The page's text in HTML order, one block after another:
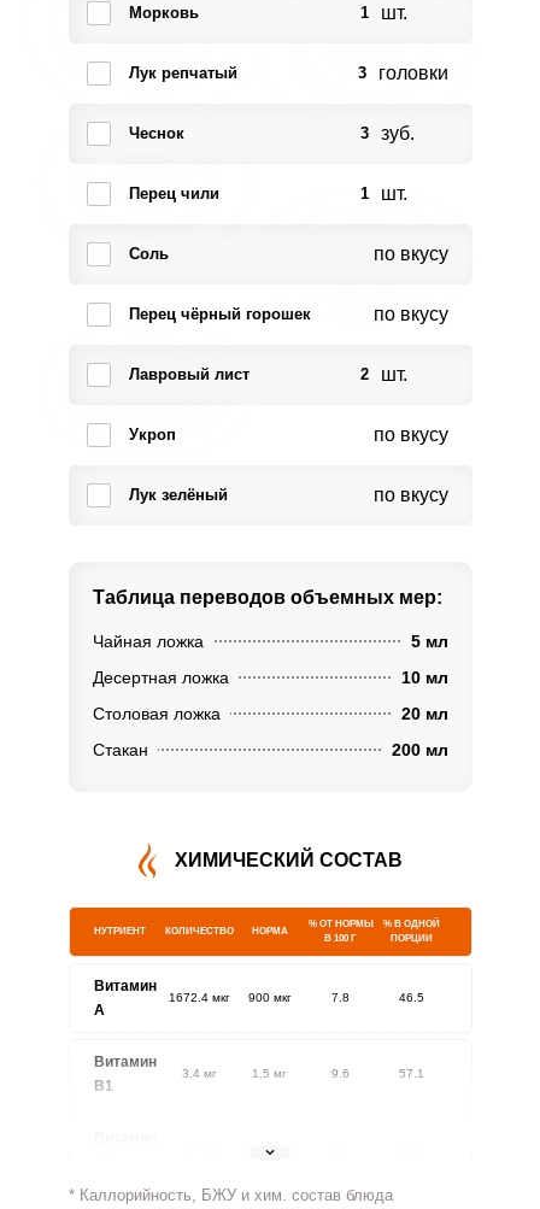
Морковь 1 шт.
Лук репчатый 3 головки
Чеснок 3 зуб.
Перец чили 1 шт.
Соль по вкусу
Перец чёрный горошек по вкусу
Лавровый лист 2 шт.
Укроп по вкусу
Лук зелёный по вкусу
Таблица переводов объемных мер:
Чайная ложка
5 мл
Десертная ложка
10 мл
Столовая ложка
20 мл
Стакан
200 мл
ХИМИЧЕСКИЙ СОСТАВ
НУТРИЕНТ КОЛИЧЕСТВО НОРМА
% ОТ НОРМЫ
В 100 Г
% В ОДНОЙ
ПОРЦИИ
Витамин
A
1672.4 мкг 900 мкг 7.8 46.5
Витамин
В1
3.4 мг 1.5 мг 9.6 57.1
1.8 мг
* Каллорийность, БЖУ и хим. состав блюда